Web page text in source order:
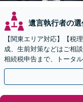
遺言執行者の選
【関東エリア対応】【税
成、生前対策などはご相
相続税申告まで、トータ
ニケーション◎お気軽に